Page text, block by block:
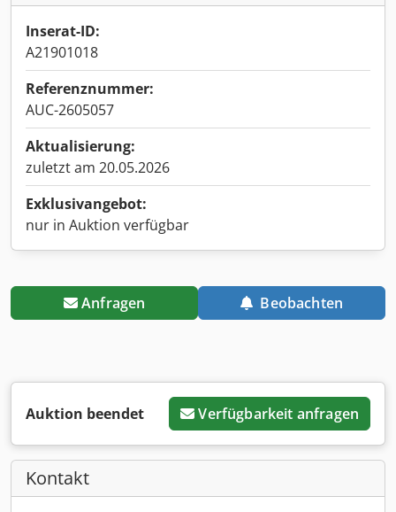
Inserat-ID:
A21901018
Referenznummer:
AUC-2605057
Aktualisierung:
zuletzt am 20.05.2026
Exklusivangebot:
nur in Auktion verfügbar
Anfragen Beobachten
Auktion beendet Verfügbarkeit anfragen
Kontakt